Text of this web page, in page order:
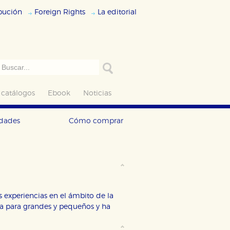
Foreign Rights La editorial
catálogos Ebook Noticias
Cómo comprar
experiencias en el ámbito de la
para grandes y pequeños y ha